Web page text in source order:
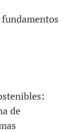
de